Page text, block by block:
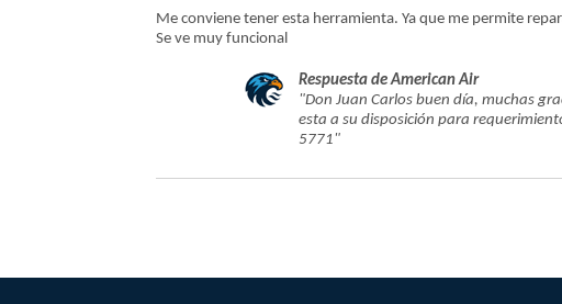
Me conviene tener esta herramienta. Ya que me permite
Se ve muy funcional
Respuesta de American Air
"Don Juan Carlos buen día, muchas
esta a su disposición para
5771"